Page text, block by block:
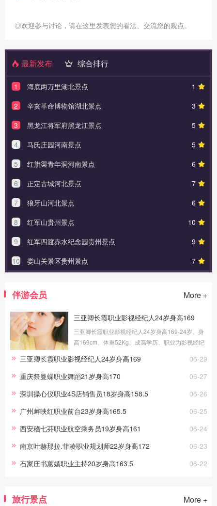
◎欢迎参与讨论，请在这里发表您的看法、交流您的观点。
最新发布 综合排行
1
1
海底两万里湖北景点
3
2
辛亥革命博物馆湖北景点
5
3
黑龙江将军府黑龙江景点
5
4
马氏庄园河南景点
6
5
红旗渠青年洞河南景点
7
6
正定古城河北景点
6
7
狼牙山河北景点
10
8
红军山贵州景点
9
9
红军四渡赤水纪念园贵州景点
7
10 娄山关景区贵州景点
伴游会员 More +
三亚卿长霞职业影视经纪人24岁身高169
三亚卿长霞职业影视经纪人24岁身高169-24岁、身
高169cm、体重52Kg、成高学历、职业为影视经纪
做过礼仪、采购、试吃员工作，这些宝贵的工作经
历，让伴游服务更顺手。
06-29
三亚卿长霞职业影视经纪人24岁身高169
06-27
重庆祭曼蝶职业舞蹈21岁身高170
06-26
深圳操心仪职业4S店销售员18岁身高158.5
06-25
广州衅映红职业前台23岁身高165.5
06-24
西安稽七芬职业航空乘务员19岁身高161
06-23
南京叶赫那拉.菲凌职业规划师22岁身高172
06-22
石家庄书蕙嫣职业主持20岁身高163.5
旅行景点 More +